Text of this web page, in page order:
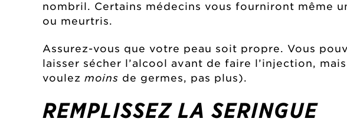
nombril. Certains médecins vous fourniront même
ou meurtris.
Assurez-vous que votre peau soit propre. Vous
laisser sécher l’alcool avant de faire l’injection,
voulez moins de germes, pas plus).
REMPLISSEZ LA SERINGUE